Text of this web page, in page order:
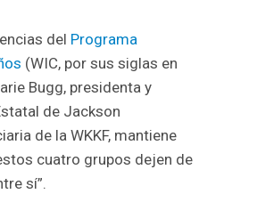
del Programa
(WIC, por sus siglas en
Bugg, presidenta y
de Jackson
de la WKKF, mantiene
cuatro grupos dejen de
sí”.